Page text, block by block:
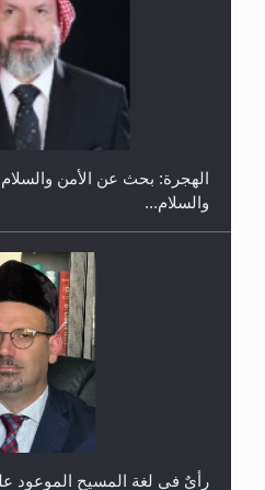
إتمام حفظ القرآن الكريم
حفل توزيع الشهادات في
الهجرة: بحث عن الأمن
والسلام...